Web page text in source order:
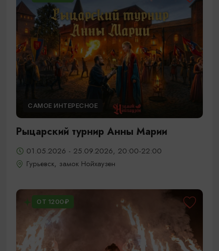
САМОЕ ИНТЕРЕСНОЕ
Рыцарский турнир Анны Марии
01.05.2026 - 25.09.2026, 20:00-22:00
Гурьевск, замок Нойхаузен
ОТ 1200₽